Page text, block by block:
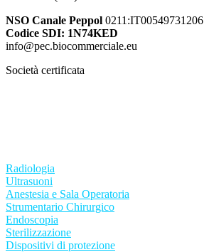
NSO Canale Peppol 0211:IT00549731206
Codice SDI: 1N74KED
info@pec.biocommerciale.eu
Società certificata
Radiologia
Ultrasuoni
Anestesia e Sala Operatoria
Strumentario Chirurgico
Endoscopia
Sterilizzazione
Dispositivi di protezione